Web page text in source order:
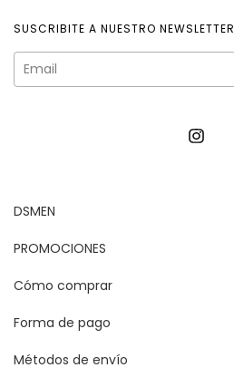
SUSCRIBITE A NUESTRO NEWSLETTER
DSMEN
PROMOCIONES
Cómo comprar
Forma de pago
Métodos de envío